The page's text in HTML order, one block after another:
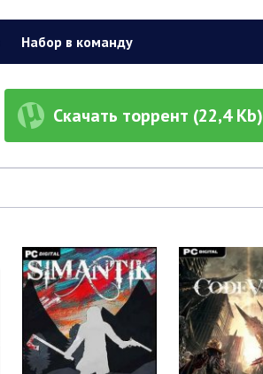
Набор в команду
Скачать торрент (22,4 Kb)